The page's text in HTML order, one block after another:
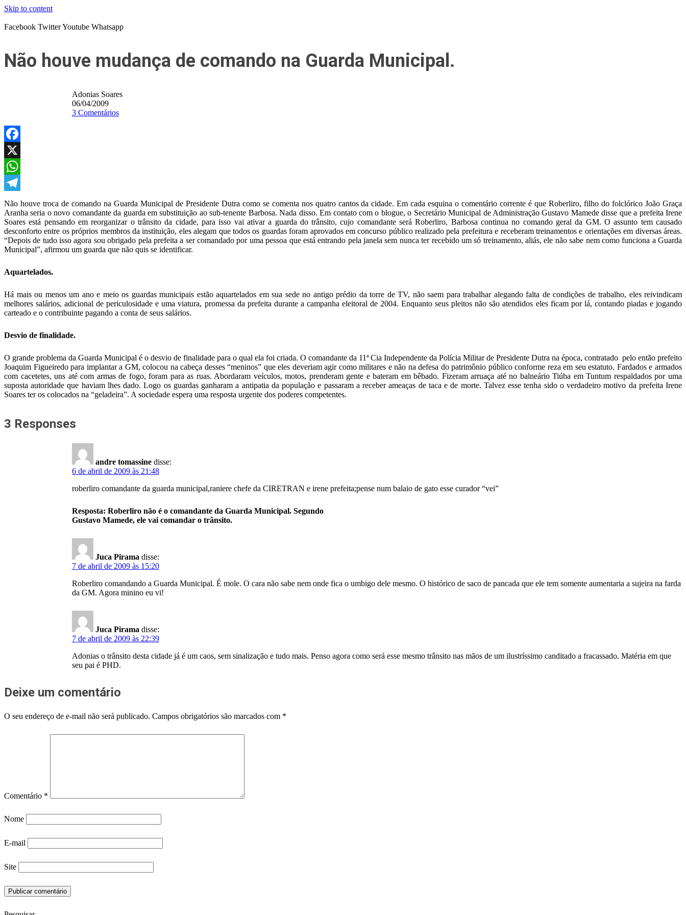
Skip to content
Facebook TwitterYoutube Whatsapp
Não houve mudança de comando na Guarda Municipal.
Adonias Soares
06/04/2009
3 Comentários
Facebook
X
WhatsApp
Telegram
Não houve troca de comando na Guarda Municipal de Presidente Dutra como se comenta nos quatro cantos da cidade. Em cada esquina o comentário corrente é que Roberliro, filho do folclórico João Graça
Aranha seria o novo comandante da guarda em substituição ao sub-tenente Barbosa. Nada disso. Em contato com o blogue, o Secretário Municipal de Administração Gustavo Mamede disse que a prefeita Irene
Soares está pensando em reorganizar o trânsito da cidade, para isso vai ativar a guarda do trânsito, cujo comandante será Roberliro, Barbosa continua no comando geral da GM. O assunto tem causado
desconforto entre os próprios membros da instituição, eles alegam que todos os guardas foram aprovados em concurso público realizado pela prefeitura e receberam treinamentos e orientações em diversas áreas.
“Depois de tudo isso agora sou obrigado pela prefeita a ser comandado por uma pessoa que está entrando pela janela sem nunca ter recebido um só treinamento, aliás, ele não sabe nem como funciona a Guarda
Municipal”, afirmou um guarda que não quis se identificar.
Aquartelados.
Há mais ou menos um ano e meio os guardas municipais estão aquartelados em sua sede no antigo prédio da torre de TV, não saem para trabalhar alegando falta de condições de trabalho, eles reivindicam
melhores salários, adicional de periculosidade e uma viatura, promessa da prefeita durante a campanha eleitoral de 2004. Enquanto seus pleitos não são atendidos eles ficam por lá, contando piadas e jogando
carteado e o contribuinte pagando a conta de seus salários.
Desvio de finalidade.
O grande problema da Guarda Municipal é o desvio de finalidade para o qual ela foi criada. O comandante da 11ª Cia Independente da Polícia Militar de Presidente Dutra na época, contratado pelo então prefeito
Joaquim Figueiredo para implantar a GM, colocou na cabeça desses “meninos” que eles deveriam agir como militares e não na defesa do patrimônio público conforme reza em seu estatuto. Fardados e armados
com cacetetes, uns até com armas de fogo, foram para as ruas. Abordaram veículos, motos, prenderam gente e bateram em bêbado. Fizeram arruaça até no balneário Tiúba em Tuntum respaldados por uma
suposta autoridade que haviam lhes dado. Logo os guardas ganharam a antipatia da população e passaram a receber ameaças de taca e de morte. Talvez esse tenha sido o verdadeiro motivo da prefeita Irene
Soares ter os colocados na “geladeira”. A sociedade espera uma resposta urgente dos poderes competentes.
3 Responses
andre tomassine disse:
6 de abril de 2009 às 21:48
roberliro comandante da guarda municipal,raniere chefe da CIRETRAN e irene prefeita;pense num balaio de gato esse curador “vei”
Resposta: Roberliro não é o comandante da Guarda Municipal. Segundo
Gustavo Mamede, ele vai comandar o trânsito.
Juca Pirama disse:
7 de abril de 2009 às 15:20
Roberliro comandando a Guarda Municipal. É mole. O cara não sabe nem onde fica o umbigo dele mesmo. O histórico de saco de pancada que ele tem somente aumentaria a sujeira na farda
da GM. Agora minino eu vi!
Juca Pirama disse:
7 de abril de 2009 às 22:39
Adonias o trânsito desta cidade já é um caos, sem sinalização e tudo mais. Penso agora como será esse mesmo trânsito nas mãos de um ilustríssimo canditado a fracassado. Matéria em que
seu pai é PHD.
Deixe um comentário
O seu endereço de e-mail não será publicado. Campos obrigatórios são marcados com *
Comentário *
Nome
E-mail
Site